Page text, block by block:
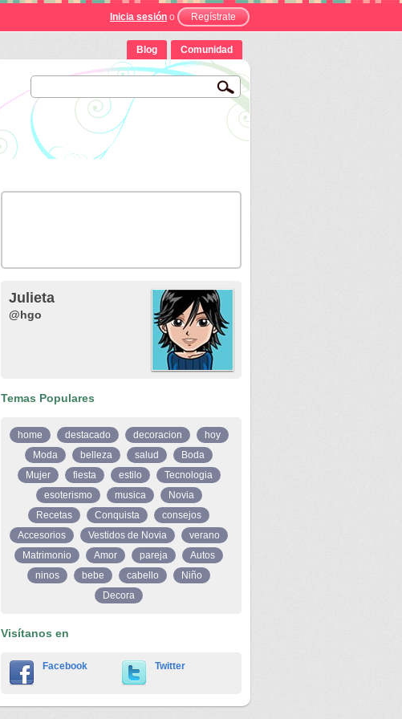
Inicia sesión o Regístrate
Blog Comunidad
Julieta
@hgo
Temas Populares
home destacado decoracion
hoy
Moda
belleza salud
Boda
Mujer
fiesta estilo
Tecnologia
esoterismo
musica
Novia
Recetas
Conquista
consejos
Accesorios
Vestidos de Novia
verano
Matrimonio
Amor pareja
Autos
ninos
bebe cabello
Niño
Decora
Visítanos en
Facebook Twitter